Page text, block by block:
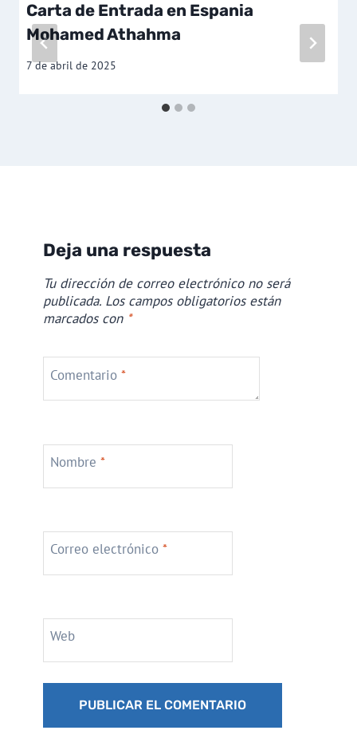
Carta de Entrada en Espania
Mohamed Athahma
7 de abril de 2025
Deja una respuesta
Tu dirección de correo electrónico no será
publicada. Los campos obligatorios están
marcados con *
Comentario *
Nombre *
Correo electrónico *
Web